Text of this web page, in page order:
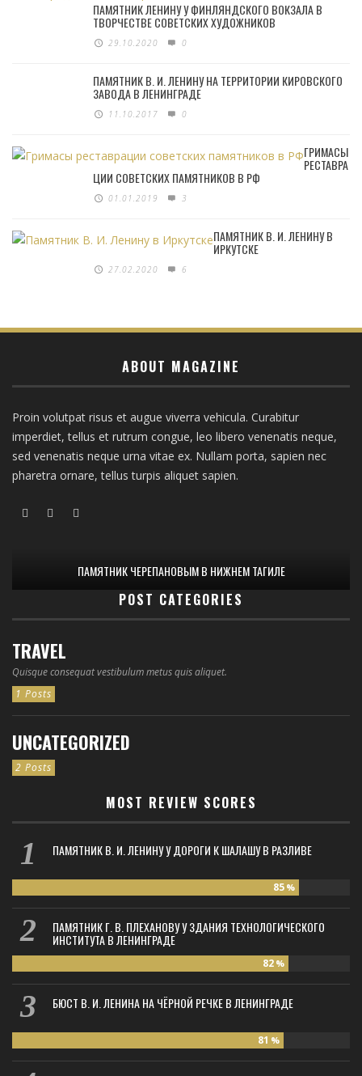
ПАМЯТНИК ЛЕНИНУ У ФИНЛЯНДСКОГО ВОКЗАЛА В
ТВОРЧЕСТВЕ СОВЕТСКИХ ХУДОЖНИКОВ
29.10.2020 0
ПАМЯТНИК В. И. ЛЕНИНУ НА ТЕРРИТОРИИ КИРОВСКОГО
ЗАВОДА В ЛЕНИНГРАДЕ
11.10.2017 0
ГРИМАСЫ
РЕСТАВРА
ЦИИ СОВЕТСКИХ ПАМЯТНИКОВ В РФ
01.01.2019 3
ПАМЯТНИК В. И. ЛЕНИНУ В
ИРКУТСКЕ
27.02.2020 6
ABOUT MAGAZINE
Proin volutpat risus et augue viverra vehicula. Curabitur
imperdiet, tellus et rutrum congue, leo libero venenatis neque,
sed venenatis neque urna vitae ex. Nullam porta, sapien nec
pharetra ornare, tellus turpis aliquet sapien.
ПАМЯТНИК ЧЕРЕПАНОВЫМ В НИЖНЕМ ТАГИЛЕ
POST CATEGORIES
TRAVEL
Quisque consequat vestibulum metus quis aliquet.
1 Posts
UNCATEGORIZED
2 Posts
MOST REVIEW SCORES
ПАМЯТНИК В. И. ЛЕНИНУ У ДОРОГИ К ШАЛАШУ В РАЗЛИВЕ
85 %
ПАМЯТНИК Г. В. ПЛЕХАНОВУ У ЗДАНИЯ ТЕХНОЛОГИЧЕСКОГО
ИНСТИТУТА В ЛЕНИНГРАДЕ
82 %
БЮСТ В. И. ЛЕНИНА НА ЧЁРНОЙ РЕЧКЕ В ЛЕНИНГРАДЕ
81 %